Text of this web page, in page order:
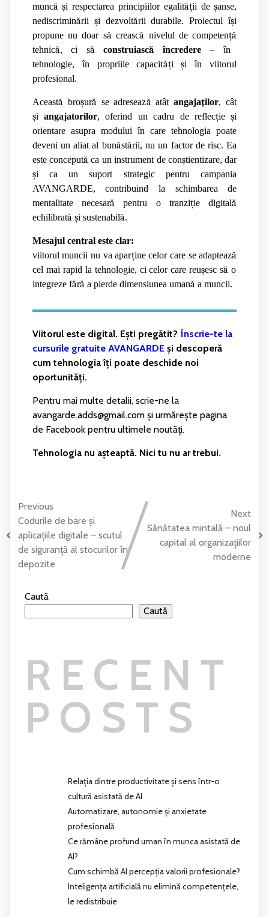
muncă și respectarea principiilor egalității deșanse,
nediscriminării și dezvoltării durabile. Proiectul își
propune nu doar să crească nivelul de competență
tehnică, ci să construiască încredere
– în
tehnologie, în propriile capacitățiși în viitorul
profesional.
Această broșură se adresează atât angajaților, cât
și angajatorilor, oferind un cadru de reflecțieși
orientare asupra modului în care tehnologia poate
deveni un aliat al bunăstării, nu un factor de risc. Ea
este concepută ca un instrument de conștientizare, dar
și ca un suport strategic pentru campania
AVANGARDE, contribuind la schimbarea de
mentalitate necesară pentru o tranziție digitală
echilibrată și sustenabilă.
Mesajul central este clar:
viitorul muncii nu va aparține celor care se adaptează
cel mai rapid la tehnologie, ci celor care reușesc să o
integreze fără a pierde dimensiunea umană a muncii.
Viitorul este digital. Ești pregătit? Înscrie-te la
cursurile gratuite AVANGARDE și descoperă
cum tehnologia îți poate deschide noi
oportunități.
Pentru mai multe detalii, scrie-ne la
avangarde.adds@gmail.com și urmărește pagina
de Facebook pentru ultimele noutăți.
Tehnologia nu așteaptă. Nici tu nu ar trebui.
Previous
Codurile de bare și
aplicațiile digitale – scutul
de siguranță al stocurilor în
depozite
Next
Sănătatea mintală – noul
capital al organizațiilor
moderne
Caută
Caută
RECENT
POSTS
Relația dintre productivitate și sens într-o
cultură asistată de AI
Automatizare, autonomie și anxietate
profesională
Ce rămâne profund uman în munca asistată de
AI?
Cum schimbă AI percepția valorii profesionale?
Inteligența artificială nu elimină competențele,
le redistribuie